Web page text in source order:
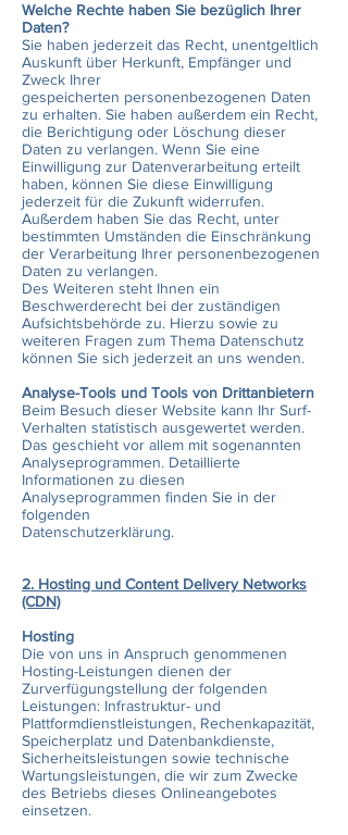
Welche Rechte haben Sie bezüglich Ihrer
Daten?
Sie haben jederzeit das Recht, unentgeltlich
Auskunft über Herkunft, Empfänger und
Zweck Ihrer
gespeicherten personenbezogenen Daten
zu erhalten. Sie haben außerdem ein Recht,
die Berichtigung oder Löschung dieser
Daten zu verlangen. Wenn Sie eine
Einwilligung zur Datenverarbeitung erteilt
haben, können Sie diese Einwilligung
jederzeit für die Zukunft widerrufen.
Außerdem haben Sie das Recht, unter
bestimmten Umständen die Einschränkung
der Verarbeitung Ihrer personenbezogenen
Daten zu verlangen.
Des Weiteren steht Ihnen ein
Beschwerderecht bei der zuständigen
Aufsichtsbehörde zu. Hierzu sowie zu
weiteren Fragen zum Thema Datenschutz
können Sie sich jederzeit an uns wenden.
Analyse-Tools und Tools von Drittanbietern
Beim Besuch dieser Website kann Ihr Surf-
Verhalten statistisch ausgewertet werden.
Das geschieht vor allem mit sogenannten
Analyseprogrammen. Detaillierte
Informationen zu diesen
Analyseprogrammen finden Sie in der
folgenden
Datenschutzerklärung.
2. Hosting und Content Delivery Networks
(CDN)
Hosting
Die von uns in Anspruch genommenen
Hosting-Leistungen dienen der
Zurverfügungstellung der folgenden
Leistungen: Infrastruktur- und
Plattformdienstleistungen, Rechenkapazität,
Speicherplatz und Datenbankdienste,
Sicherheitsleistungen sowie technische
Wartungsleistungen, die wir zum Zwecke
des Betriebs dieses Onlineangebotes
einsetzen.